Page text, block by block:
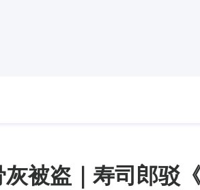
被盗｜寿司郎驳